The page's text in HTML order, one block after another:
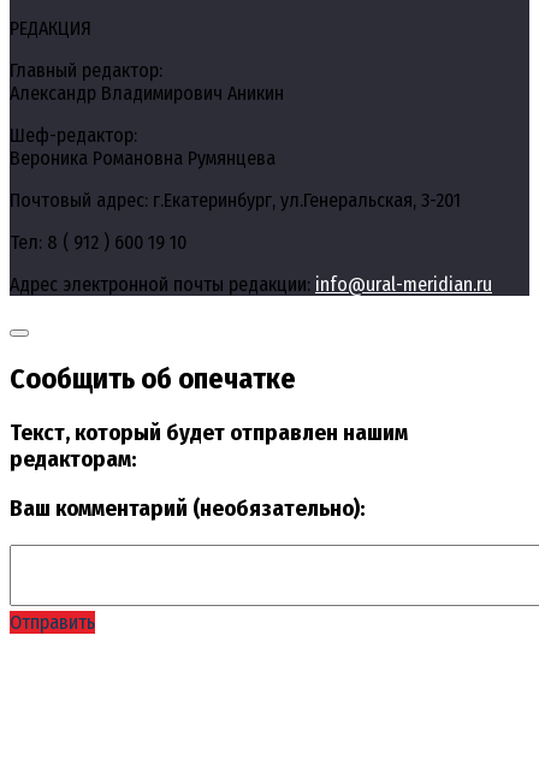
РЕДАКЦИЯ
Главный редактор:
Александр Владимирович Аникин
Шеф-редактор:
Вероника Романовна Румянцева
Почтовый адрес: г.Екатеринбург, ул.Генеральская, 3-201
Тел: 8 ( 912 ) 600 19 10
Адрес электронной почты редакции: info@ural-meridian.ru
Сообщить об опечатке
Текст, который будет отправлен нашим
редакторам:
Ваш комментарий (необязательно):
Отправить